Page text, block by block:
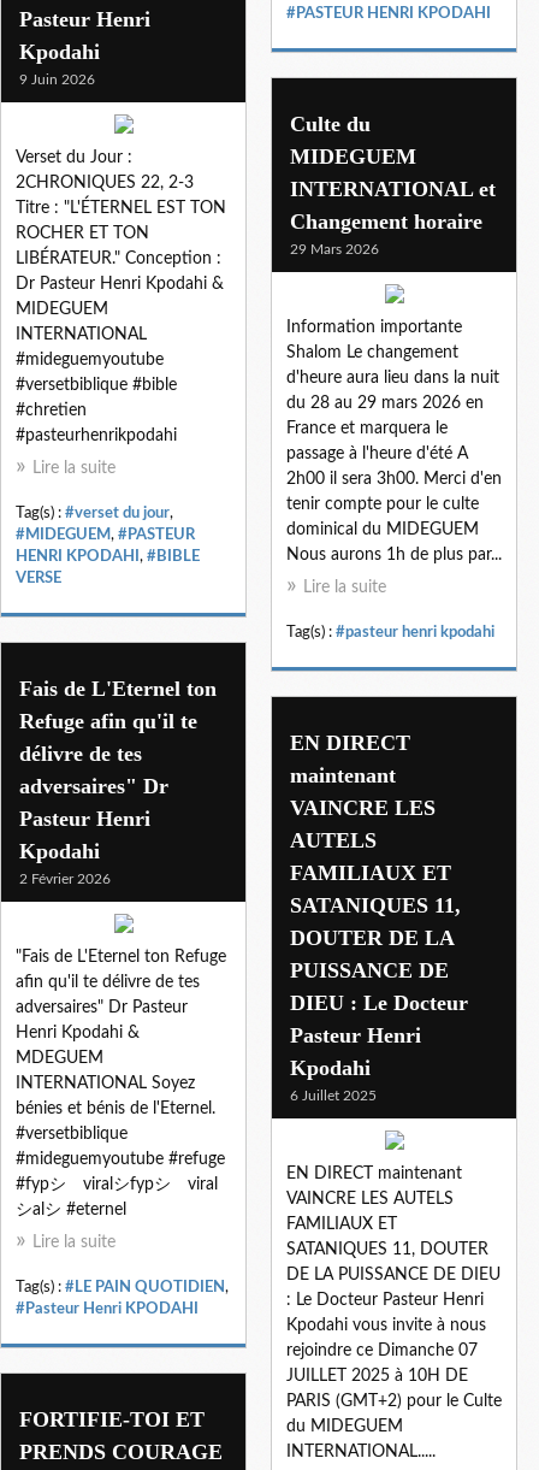
#PASTEUR HENRI KPODAHI
Pasteur Henri
Kpodahi
9 Juin 2026
Verset du Jour :
2CHRONIQUES 22, 2-3
Titre : "L'ÉTERNEL EST TON
ROCHER ET TON
LIBÉRATEUR." Conception :
Dr Pasteur Henri Kpodahi &
MIDEGUEM
INTERNATIONAL
#mideguemyoutube
#versetbiblique #bible
#chretien
#pasteurhenrikpodahi
Lire la suite
Tag(s) : #verset du jour,
#MIDEGUEM, #PASTEUR
HENRI KPODAHI , #BIBLE
VERSE
Culte du
MIDEGUEM
INTERNATIONAL et
Changement horaire
29 Mars 2026
Information importante
Shalom Le changement
d'heure aura lieu dans la nuit
du 28 au 29 mars 2026 en
France et marquera le
passage à l'heure d'été A
2h00 il sera 3h00. Merci d'en
tenir compte pour le culte
dominical du MIDEGUEM
Nous aurons 1h de plus par...
Lire la suite
Tag(s) : #pasteur henri kpodahi
Fais de L'Eternel ton
Refuge afin qu'il te
délivre de tes
adversaires" Dr
Pasteur Henri
Kpodahi
2 Février 2026
"Fais de L'Eternel ton Refuge
afin qu'il te délivre de tes
adversaires" Dr Pasteur
Henri Kpodahi &
MDEGUEM
INTERNATIONAL Soyez
bénies et bénis de l'Eternel.
#versetbiblique
#mideguemyoutube #refuge
#fypシ゚viralシfypシ゚viral
シalシ #eternel
Lire la suite
Tag(s) : #LE PAIN QUOTIDIEN,
#Pasteur Henri KPODAHI
EN DIRECT
maintenant
VAINCRE LES
AUTELS
FAMILIAUX ET
SATANIQUES 11,
DOUTER DE LA
PUISSANCE DE
DIEU : Le Docteur
Pasteur Henri
Kpodahi
6 Juillet 2025
EN DIRECT maintenant
VAINCRE LES AUTELS
FAMILIAUX ET
SATANIQUES 11, DOUTER
DE LA PUISSANCE DE DIEU
: Le Docteur Pasteur Henri
Kpodahi vous invite à nous
rejoindre ce Dimanche 07
JUILLET 2025 à 10H DE
PARIS (GMT+2) pour le Culte
du MIDEGUEM
INTERNATIONAL.....
FORTIFIE-TOI ET
PRENDS COURAGE